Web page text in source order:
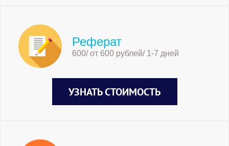
Реферат
600/ от 600 рублей/ 1-7 дней
УЗНАТЬ СТОИМОСТЬ